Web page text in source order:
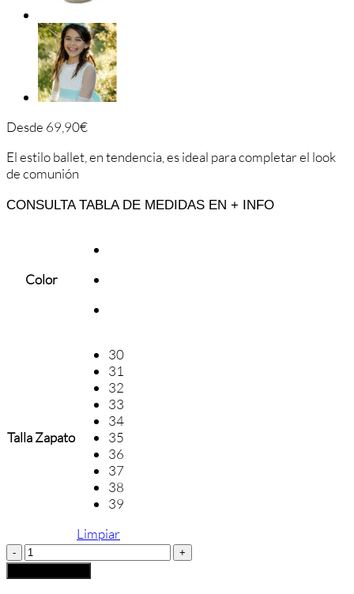
Desde 69,90€
El estilo ballet, en tendencia, es ideal para completar el look
de comunión
CONSULTA TABLA DE MEDIDAS EN + INFO
Color
Talla Zapato
30
31
32
33
34
35
36
37
38
39
Limpiar
Gux
´s
Bailarinas